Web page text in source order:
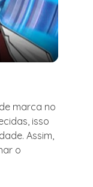
marca no
isso
Assim,
o